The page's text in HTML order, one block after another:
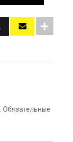
Обязательные